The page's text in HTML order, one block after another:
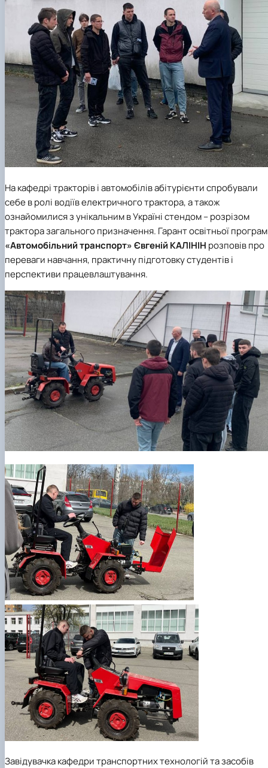
Накафедрі тракторів і автомобілівабітурієнти спробували
себе в ролі водіїв електричного трактора, а також
ознайомилися з унікальним в Україні стендом – розрізом
трактора загального призначення. Гарант освітньої
«Автомобільний транспорт»Євгеній КАЛІНІН розповів про
переваги навчання, практичну підготовку студентів і
перспективи працевлаштування.
Завідувачка кафедри транспортних технологій та засобів